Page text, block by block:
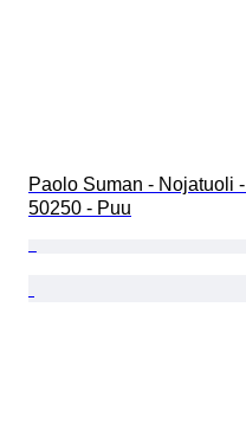
Paolo Suman - Nojatuoli -
50250 - Puu